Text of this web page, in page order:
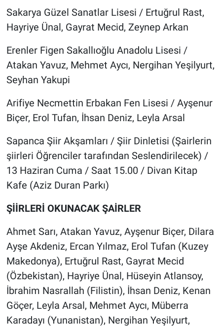
Sakarya Güzel Sanatlar Lisesi / Ertuğrul Rast,
Hayriye Ünal, Gayrat Mecid, Zeynep Arkan
Erenler Figen Sakallıoğlu Anadolu Lisesi /
Atakan Yavuz, Mehmet Aycı, Nergihan Yeşilyurt,
Seyhan Yakupi
Arifiye Necmettin Erbakan Fen Lisesi / Ayşenur
Biçer, Erol Tufan, İhsan Deniz, Leyla Arsal
Sapanca Şiir Akşamları / Şiir Dinletisi (Şairlerin
şiirleri Öğrenciler tarafından Seslendirilecek) /
13 Haziran Cuma / Saat 15.00 / Divan Kitap
Kafe (Aziz Duran Parkı)
ŞİİRLERİ OKUNACAK ŞAİRLER
Ahmet Sarı, Atakan Yavuz, Ayşenur Biçer, Dilara
Ayşe Akdeniz, Ercan Yılmaz, Erol Tufan (Kuzey
Makedonya), Ertuğrul Rast, Gayrat Mecid
(Özbekistan), Hayriye Ünal, Hüseyin Atlansoy,
İbrahim Nasrallah (Filistin), İhsan Deniz, Kenan
Göçer, Leyla Arsal, Mehmet Aycı, Müberra
Karadayı (Yunanistan), Nergihan Yeşilyurt,